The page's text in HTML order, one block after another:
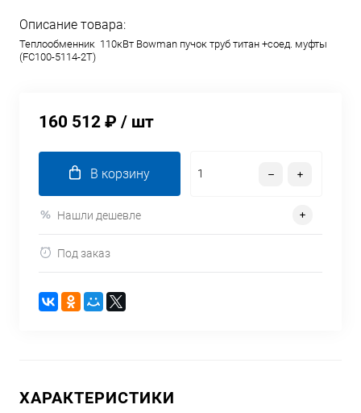
Описание товара:
Теплообменник 110кВт Bowman пучок труб титан +соед. муфты
(FC100-5114-2T)
160 512 ₽ / шт
В корзину
Нашли дешевле
Под заказ
ХАРАКТЕРИСТИКИ